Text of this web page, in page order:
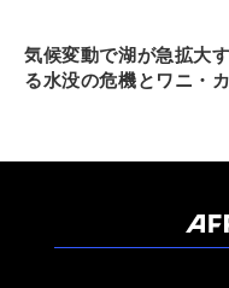
気候変動で湖が急拡大
る水没の危機とワニ・